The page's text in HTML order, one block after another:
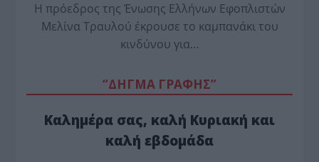
Η πρόεδρος της Ένωσης Ελλήνων Εφοπλιστών
Μελίνα Τραυλού έ­κρουσε το καμπανάκι του
κινδύνου για…
“ΔΗΓΜΑ ΓΡΑΦΗΣ”
Καλημέρα σας, καλή Κυριακή και
καλή εβδομάδα